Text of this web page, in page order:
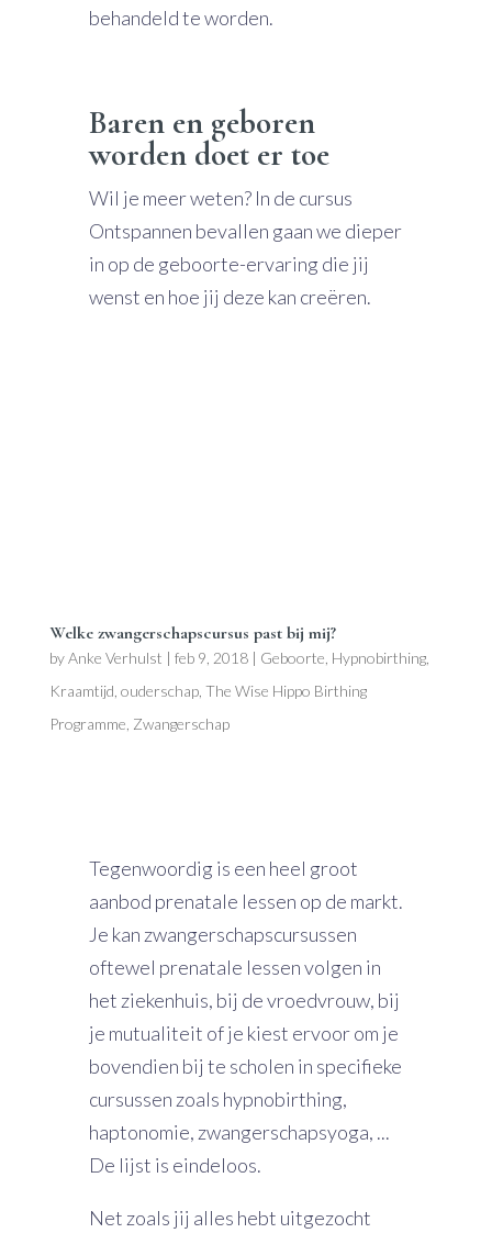
behandeld te worden.
Baren en geboren
worden doet er toe
Wil je meer weten? In de cursus
Ontspannen bevallen gaan we dieper
in op de geboorte-ervaring die jij
wenst en hoe jij deze kan creëren.
Welke zwangerschapscursus past bij mij?
byAnke Verhulst | feb 9, 2018| Geboorte Hypnobirthing,
Kraamtijd ouderschap, The Wise Hippo Birthing
Programme Zwangerschap
Tegenwoordig is een heel groot
aanbod prenatale lessen op de markt.
Je kan zwangerschapscursussen
oftewel prenatale lessen volgen in
het ziekenhuis, bij de vroedvrouw, bij
je mutualiteit of je kiest ervoor om je
bovendien bij te scholen in specifieke
cursussen zoals hypnobirthing,
haptonomie, zwangerschapsyoga, ...
De lijst is eindeloos.
Net zoals jij alles hebt uitgezocht